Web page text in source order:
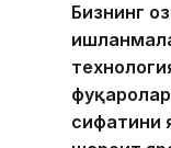
Бизнинг
сифатини